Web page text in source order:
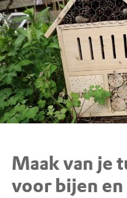
Maak van je
voor bijen